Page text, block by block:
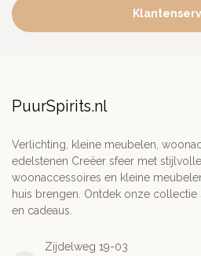
PuurSpirits.nl
Verlichting, kleine meubelen,
edelstenen Creëer sfeer met
woonaccessoires en kleine
huis brengen. Ontdek onze collectie
en cadeaus.
Zijdelweg 19-03